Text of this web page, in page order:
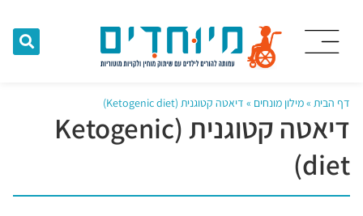
דף הבית »מילון מונחים » דיאטה קטוגנית (Ketogenic diet)
דיאטה קטוגנית (Ketogenic
diet)